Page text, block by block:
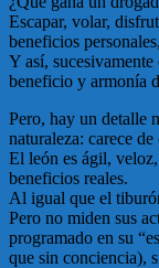
Escapar, volar,
beneficios
Y así,
beneficio y armonía
Pero, hay un detalle
naturaleza: carece
El león es ágil,
beneficios reales.
Al igual que el
Pero no miden sus
programado en su
que sin conciencia),